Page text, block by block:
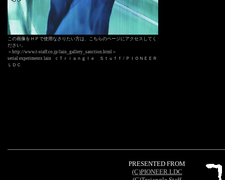
この画像をＨＰで使用なさりたい方は、こちらのページにアクセスしてく
ださい。
＜http://www.t-staff.co.jp/lain_gallery_sanction.html＞
serial experiments lain c Ｔｒｉａｎｇｌｅ Ｓｔｕｆｆ / ＰＩＯＮＥＥＲ
ＬＤＣ
PRESENTED FROM
(C)PIONEER.LDC